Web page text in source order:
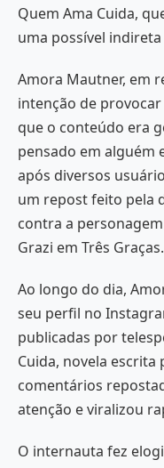
Quem Ama Cuida,
uma possível
Amora Mautner, em
intenção de
que o conteúdo era
pensado em alguém
após diversos
um repost feito pela
contra a
Grazi em Três Graças.
Ao longo do dia,
seu perfil no
publicadas por
Cuida, novela escrita
comentários
atenção e viralizou
O internauta fez